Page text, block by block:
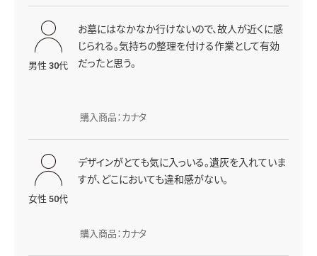
男性 30代
お墓にはなかなか行けないので、故人が近くに感
じられる。気持ちの整理を付ける作業として有効
だったと思う。
購入商品：カナタ
女性 50代
デザインがとても気に入っいる。遺灰を入れていま
すが、どこにおいても違和感がない。
購入商品：カナタ